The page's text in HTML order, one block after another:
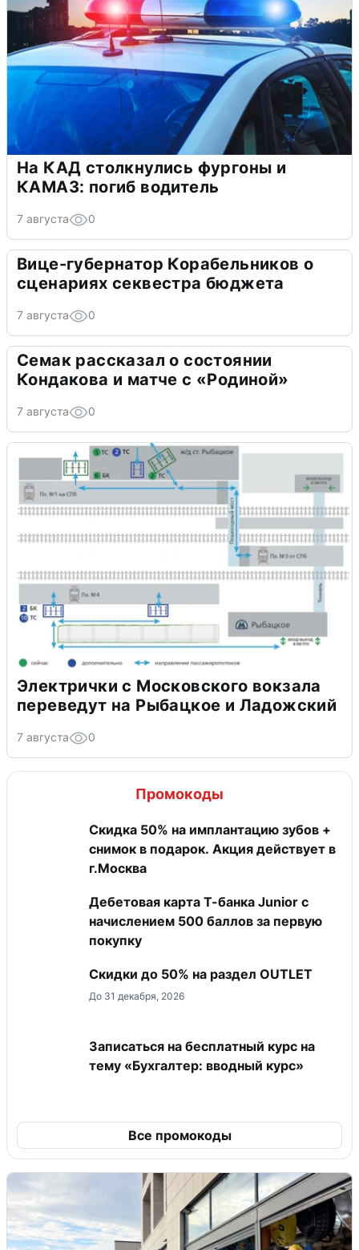
На КАД столкнулись фургоны и
КАМАЗ: погиб водитель
7 августа 0
Вице-губернатор Корабельников о
сценариях секвестра бюджета
7 августа 0
Семак рассказал о состоянии
Кондакова и матче с «Родиной»
7 августа 0
Электрички с Московского вокзала
переведут на Рыбацкое и Ладожский
7 августа 0
Промокоды
Скидка 50% на имплантацию зубов +
снимок в подарок. Акция действует в
г.Москва
Дебетовая карта Т-банка Junior c
начислением 500 баллов за первую
покупку
Скидки до 50% на раздел OUTLET
До 31 декабря, 2026
Записаться на бесплатный курс на
тему «Бухгалтер: вводный курс»
Все промокоды